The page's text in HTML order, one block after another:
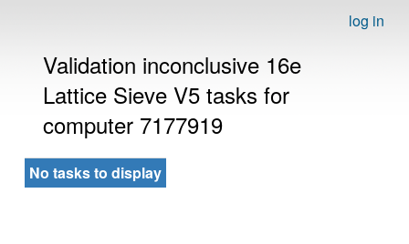
log in
Validation inconclusive 16e
Lattice Sieve V5 tasks for
computer 7177919
No tasks to display